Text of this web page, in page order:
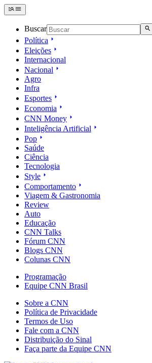
Buscar
Política
Eleições
Internacional
Nacional
Agro
Infra
Esportes
Economia
CNN Money
Inteligência Artificial
Pop
Saúde
Ciência
Tecnologia
Style
Comportamento
Viagem & Gastronomia
Review
Auto
Educação
CNN Talks
Fórum CNN
Blogs CNN
Colunas CNN
Programação
Equipe CNN Brasil
Sobre a CNN
Política de Privacidade
Termos de Uso
Fale com a CNN
Distribuição do Sinal
Faça parte da Equipe CNN